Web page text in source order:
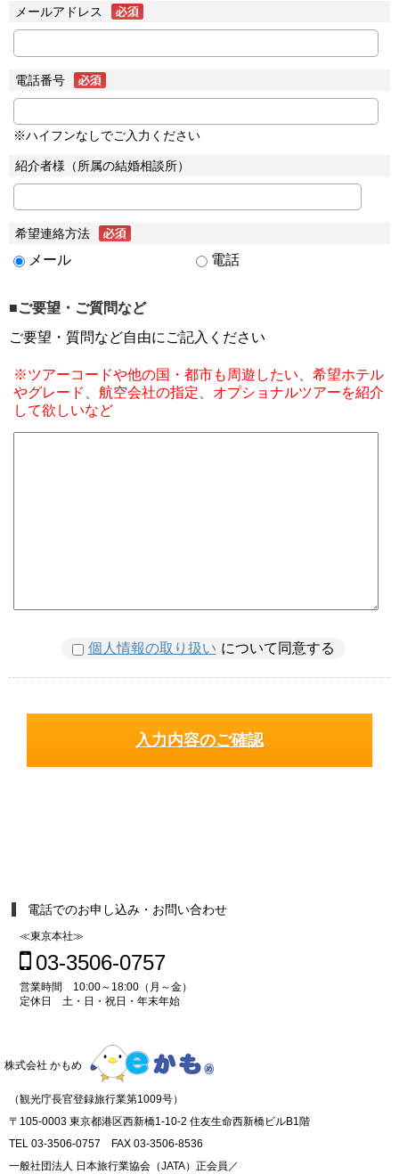
メールアドレス
電話番号
※ハイフンなしでご入力ください
紹介者様（所属の結婚相談所）
希望連絡方法
メール 電話
■ご要望・ご質問など
ご要望・質問など自由にご記入ください
※ツアーコードや他の国・都市も周遊したい、希望ホテル
やグレード、航空会社の指定、オプショナルツアーを紹介
して欲しいなど
個人情報の取り扱い について同意する
電話でのお申し込み・お問い合わせ
≪東京本社≫
03-3506-0757
営業時間 10:00～18:00（月～金）
定休日 土・日・祝日・年末年始
株式会社 かもめ
（観光庁長官登録旅行業第1009号）
〒105-0003 東京都港区西新橋1-10-2 住友生命西新橋ビルB1階
TEL 03-3506-0757 FAX 03-3506-8536
一般社団法人 日本旅行業協会（JATA）正会員／